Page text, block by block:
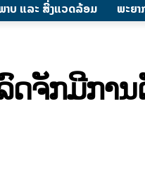
າບ ແລະ ສີ່ງແວດລ້ອມ ພະຍາ
ຈັກມີກາ